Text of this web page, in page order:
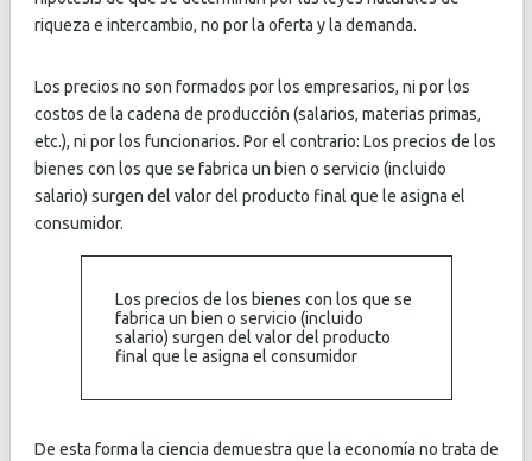
riqueza e intercambio, no por la oferta y la demanda.
Los precios no son formados por los empresarios, ni por los
costos de la cadena de producción (salarios, materias primas,
etc.), ni por los funcionarios. Por el contrario: Los precios de los
bienes con los que se fabrica un bien o servicio (incluido
salario) surgen del valor del producto final que le asigna el
consumidor.
Los precios de los bienes con los que se
fabrica un bien o servicio (incluido
salario) surgen del valor del producto
final que le asigna el consumidor
De esta forma la ciencia demuestra que la economía no trata de